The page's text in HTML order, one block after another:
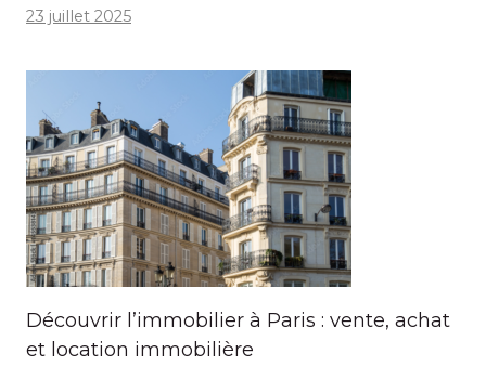
23 juillet 2025
Découvrir l’immobilier à Paris : vente, achat
et location immobilière